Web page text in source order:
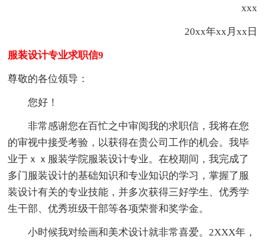
xxx
20xx年xx月xx日
服装设计专业求职信9
尊敬的各位领导：
您好！
非常感谢您在百忙之中审阅我的求职信，我将在您
的审视中接受考验，以获得在贵公司工作的机会。我毕
业于ｘｘ服装学院服装设计专业。在校期间，我完成了
多门服装设计的基础知识和专业知识的学习，掌握了服
装设计有关的专业技能，并多次获得三好学生、优秀学
生干部、优秀班级干部等各项荣誉和奖学金。
小时候我对绘画和美术设计就非常喜爱。2XXX年，